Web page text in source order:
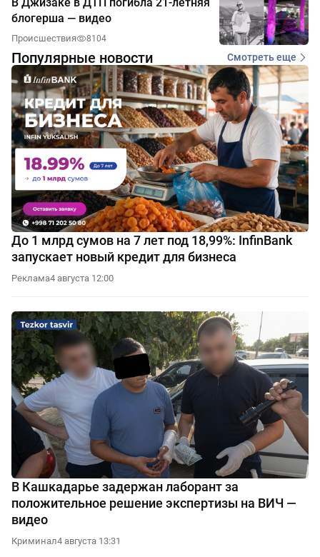
блогерша — видео
Происшествия 8104
Популярные новости Смотреть еще
До 1 млрд сумов на 7 лет под 18,99%: InfinBank
запускает новый кредит для бизнеса
Реклама4 августа 12:00
В Кашкадарье задержан лаборант за
положительное решение экспертизы на ВИЧ —
видео
Криминал4 августа 13:31